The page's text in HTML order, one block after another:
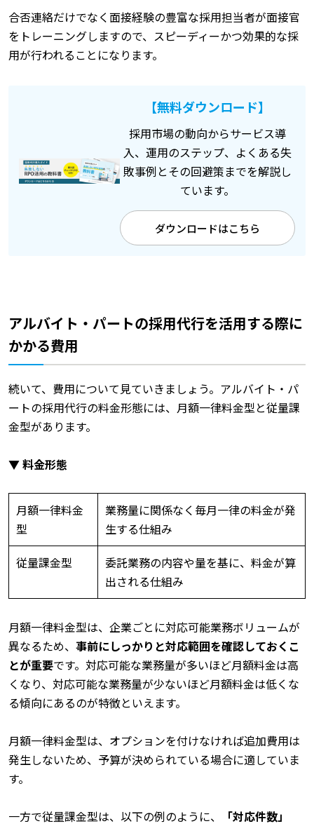
合否連絡だけでなく面接経験の豊富な採用担当者が面接官
をトレーニングしますので、スピーディーかつ効果的な採
用が行われることになります。
【無料ダウンロード】
採用市場の動向からサービス導
入、運用のステップ、よくある失
敗事例とその回避策までを解説し
ています。
ダウンロードはこちら
アルバイト・パートの採用代行を活用する際に
かかる費用
続いて、費用について見ていきましょう。アルバイト・パ
ートの採用代行の料金形態には、月額一律料金型と従量課
金型があります。
▼ 料金形態
月額一律料金
型
業務量に関係なく毎月一律の料金が発
生する仕組み
従量課金型
委託業務の内容や量を基に、料金が算
出される仕組み
月額一律料金型は、企業ごとに対応可能業務ボリュームが
異なるため、 事前にしっかりと対応範囲を確認しておくこ
とが重要です。対応可能な業務量が多いほど月額料金は高
くなり、対応可能な業務量が少ないほど月額料金は低くな
る傾向にあるのが特徴といえます。
月額一律料金型は、オプションを付けなければ追加費用は
発生しないため、予算が決められている場合に適していま
す。
一方で従量課金型は、以下の例のように、
「対応件数」